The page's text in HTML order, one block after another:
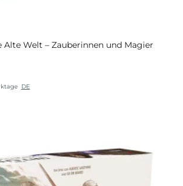
Alte Welt – Zauberinnen und Magier
DE